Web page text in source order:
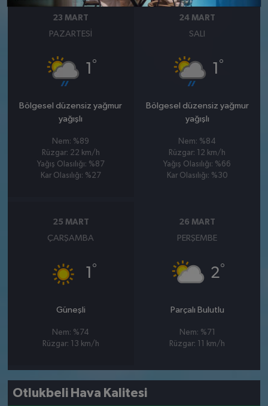
23 MART
PAZARTESI
1 °
Bölgesel düzensiz yağmur
yağışlı
Nem: %89
Rüzgar: 22 km/h
Yağış Olasılığı: %87
Kar Olasılığı: %27
24 MART
SALI
1 °
Bölgesel düzensiz yağmur
yağışlı
Nem: %84
Rüzgar: 12 km/h
Yağış Olasılığı: %66
Kar Olasılığı: %30
25 MART
ÇARŞAMBA
1 °
Güneşli
Nem: %74
Rüzgar: 13 km/h
26 MART
PERŞEMBE
2°
Parçalı Bulutlu
Nem: %71
Rüzgar: 11 km/h
Otlukbeli Hava Kalitesi